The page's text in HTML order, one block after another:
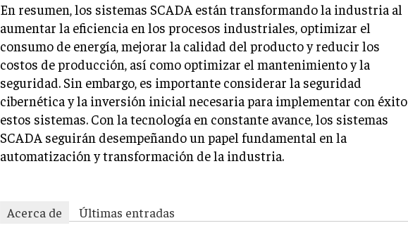
En resumen, los sistemas SCADA están transformando la industria al
aumentar la eficiencia en los procesos industriales, optimizar el
consumo de energía, mejorar la calidad del producto y reducir los
costos de producción, así como optimizar el mantenimiento y la
seguridad. Sin embargo, es importante considerar la seguridad
cibernética y la inversión inicial necesaria para implementar con éxito
estos sistemas. Con la tecnología en constante avance, los sistemas
SCADA seguirán desempeñando un papel fundamental en la
automatización y transformación de la industria.
Acerca de
Últimas entradas